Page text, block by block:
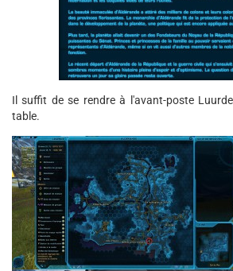
Il suffit de se rendre à l'avant-poste
table.